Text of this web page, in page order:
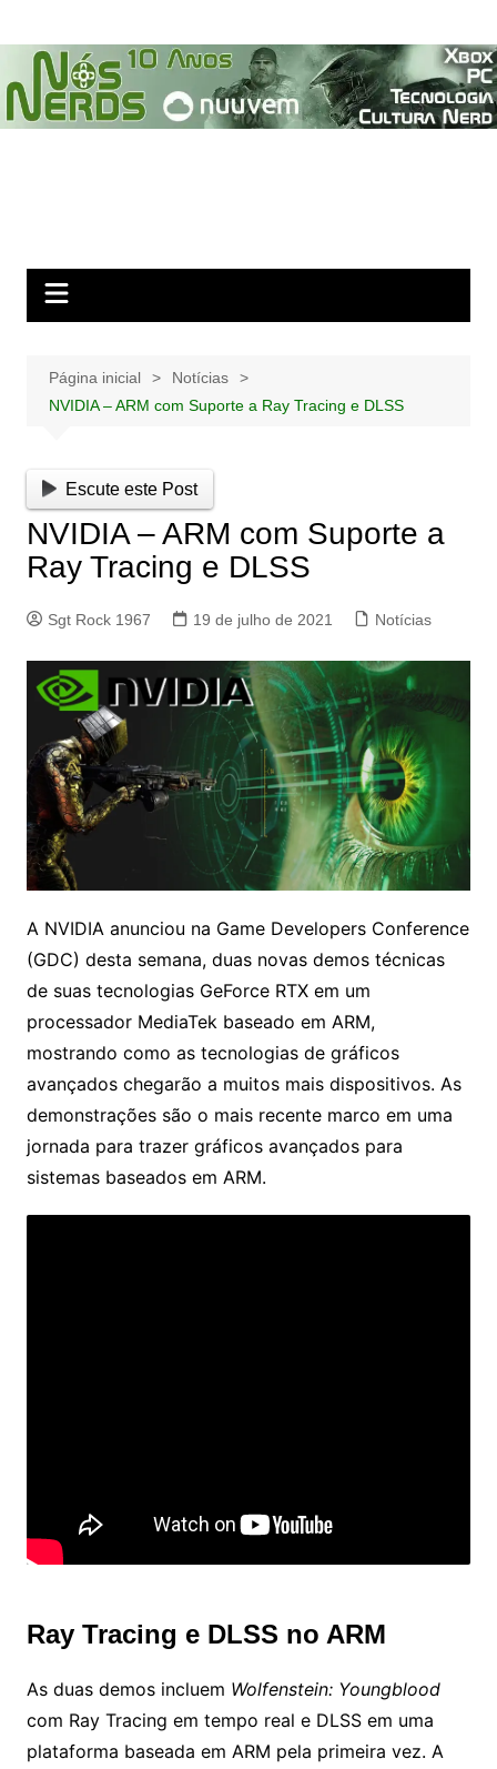
para
conteúdo
Página inicial
Notícias
NVIDIA – ARM com Suporte a Ray Tracing e DLSS
Escute este Post
NVIDIA – ARM com Suporte a
Ray Tracing e DLSS
Sgt Rock 1967 19 de julho de 2021 Notícias
A NVIDIA anunciou na Game Developers Conference
(GDC) desta semana, duas novas demos técnicas
de suas tecnologias GeForce RTX em um
processador MediaTek baseado em ARM,
mostrando como as tecnologias de gráficos
avançados chegarão a muitos mais dispositivos. As
demonstrações são o mais recente marco em uma
jornada para trazer gráficos avançados para
sistemas baseados em ARM.
Ray Tracing e DLSS no ARM
As duas demos incluem Wolfenstein: Youngblood
com Ray Tracing em tempo real e DLSS em uma
plataforma baseada em ARM pela primeira vez. A